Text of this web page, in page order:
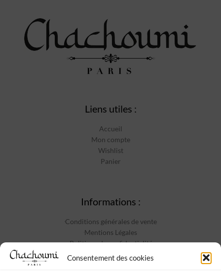
Consentement des cookies
Liens utiles :
Accueil
Mon compte
Wishlist
Panier
Informations :
Conditions générales de vente
Mentions Légales
Politique de confidentialité
Contact